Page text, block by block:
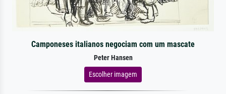
Camponeses italianos negociam com um mascate
Peter Hansen
Escolher imagem